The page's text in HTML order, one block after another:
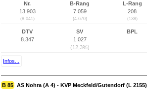
Nr.
13.903
(8.041)
B-Rang
7.059
(4.670)
L-Rang
208
(138)
DTV
8.347
SV
1.027
(12,3%)
BPL
Infos...
B 85 AS Nohra (A 4) - KVP Meckfeld/Gutendorf (L 2155)